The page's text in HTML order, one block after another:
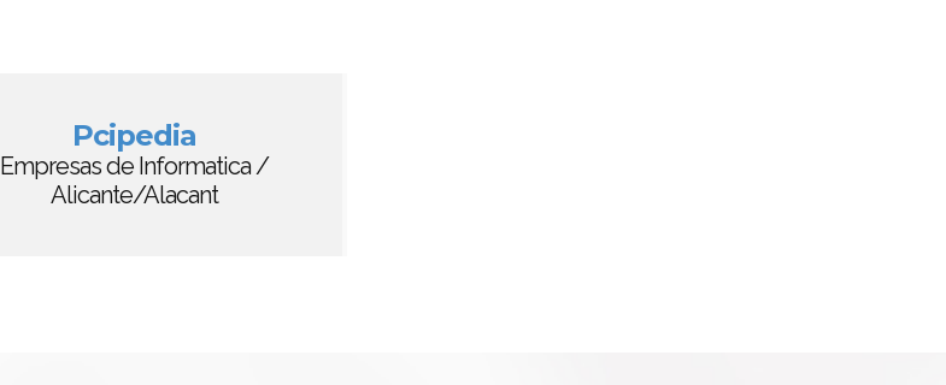
Pcipedia
Empresas de Informatica /
Alicante/Alacant